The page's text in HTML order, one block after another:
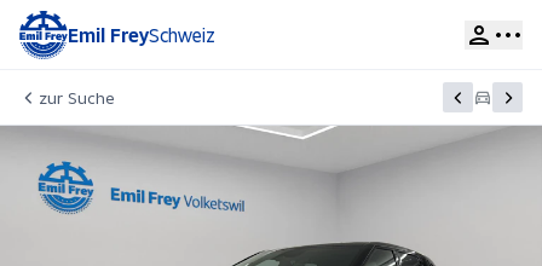
Emil FreySchweiz
zur Suche